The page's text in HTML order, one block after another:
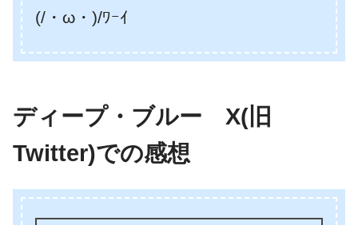
(/・ω・)/ﾜｰｲ
ディープ・ブルー X(旧
Twitter)での感想